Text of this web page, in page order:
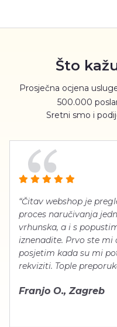
Što
Prosječna ocjena
500.000
Sretni smo i
“Čitav webshop je
proces naručivanja
vrhunska, a i s
iznenadite. Prvo ste mi
posjetim kada su mi
rekviziti. Tople
Franjo O., Zagreb